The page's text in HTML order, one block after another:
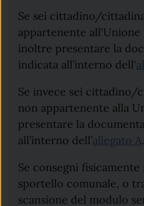
Se sei cittadino/
appartenente all'Unione
inoltre presentare la
indicata all’interno dell'
Se invece sei cittadino/
non appartenente alla
presentare la
all’interno dell’allegato A.
Se consegni
sportello comunale, o
scansione del modulo